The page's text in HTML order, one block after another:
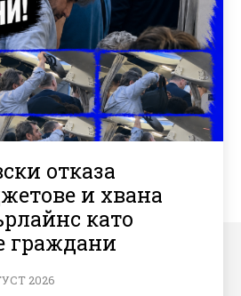
отказа
и хвана
като
граждани
2026